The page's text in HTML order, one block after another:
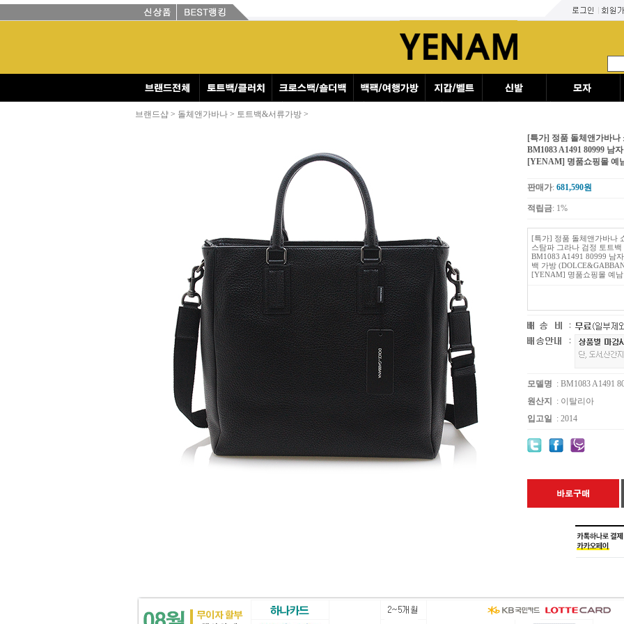
브랜드샵 > 돌체앤가바나 > 토트백&서류가방 >
[특가] 정품 돌체앤가바나
BM1083 A1491 80999 남
[YENAM] 명품쇼핑몰 예
판매가: 681,590원
적립금: 1%
[특가] 정품 돌체앤가바나
스탐파 그라나 검정 토트백
BM1083 A1491 80999 남
백 가방
[YENAM] 명품쇼핑몰 예남
모델명 : BM1083 A1491
원산지
: 이탈리아
입고일
: 2014